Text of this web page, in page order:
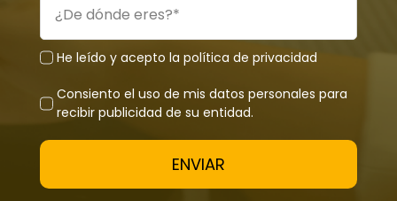
He leído y acepto la política de privacidad
Consiento el uso de mis datos personales para
recibir publicidad de su entidad.
ENVIAR